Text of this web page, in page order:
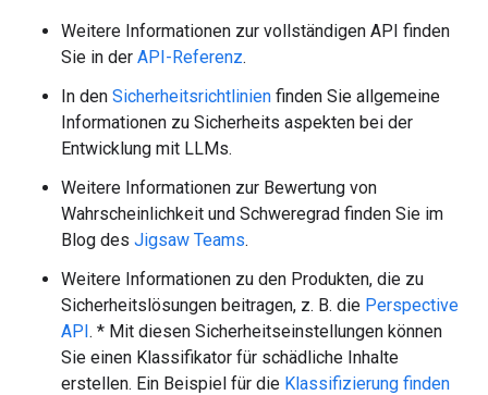
Weitere Informationen zur vollständigen API finden
Sie in der API-Referenz.
In den Sicherheitsrichtlinien finden Sie allgemeine
Informationen zu Sicherheits aspekten bei der
Entwicklung mit LLMs.
Weitere Informationen zur Bewertung von
Wahrscheinlichkeit und Schweregrad finden Sie im
Blog des Jigsaw Teams.
Weitere Informationen zu den Produkten, die zu
Sicherheitslösungen beitragen, z. B. die Perspective
API. * Mit diesen Sicherheitseinstellungen können
Sie einen Klassifikator für schädliche Inhalte
erstellen. Ein Beispiel für die Klassifizierung finden